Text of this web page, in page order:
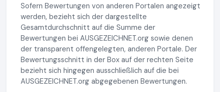
Sofern Bewertungen von anderen Portalen angezeigt
werden, bezieht sich der dargestellte
Gesamtdurchschnitt auf die Summe der
Bewertungen bei AUSGEZEICHNET.org sowie denen
der transparent offengelegten, anderen Portale. Der
Bewertungsschnitt in der Box auf der rechten Seite
bezieht sich hingegen ausschließlich auf die bei
AUSGEZEICHNET.org abgegebenen Bewertungen.